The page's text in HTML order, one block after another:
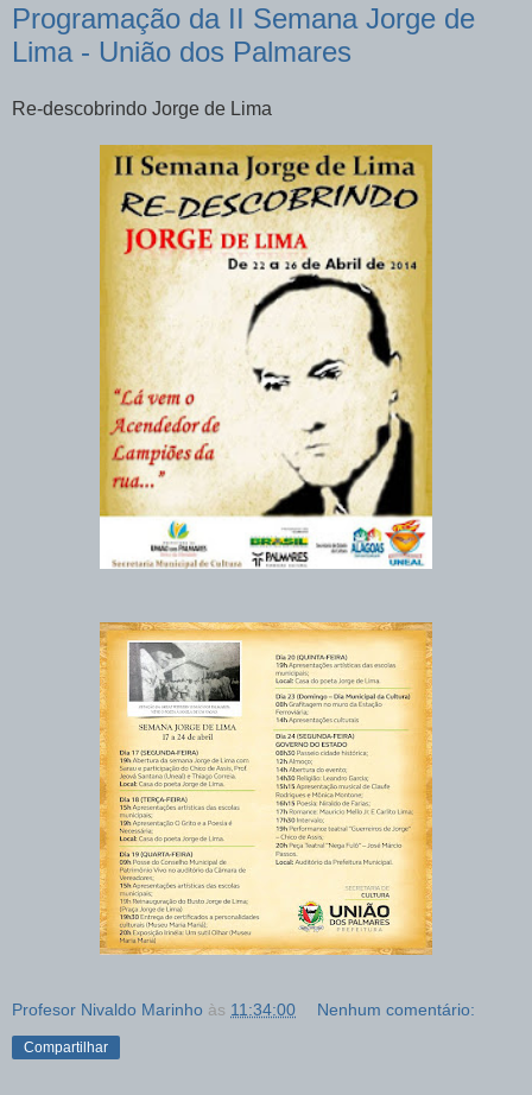
Programação da II Semana Jorge de
Lima - União dos Palmares
Re-descobrindo Jorge de Lima
Profesor Nivaldo Marinho às 11:34:00 Nenhum comentário:
Compartilhar